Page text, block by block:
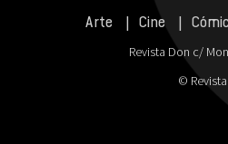
Arte Cine Cómic
Revista Don c/
©